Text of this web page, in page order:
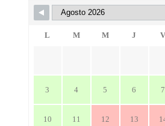
L M M J V
3 4 5 6 7
10 11 12 13